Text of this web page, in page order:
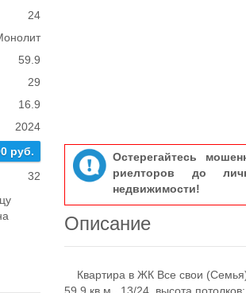
24
59.9
29
16.9
2024
руб.
32
Остерегайтесь
риелторов до
недвижимости!
Описание
Квартира в ЖК Все свои (Семья)